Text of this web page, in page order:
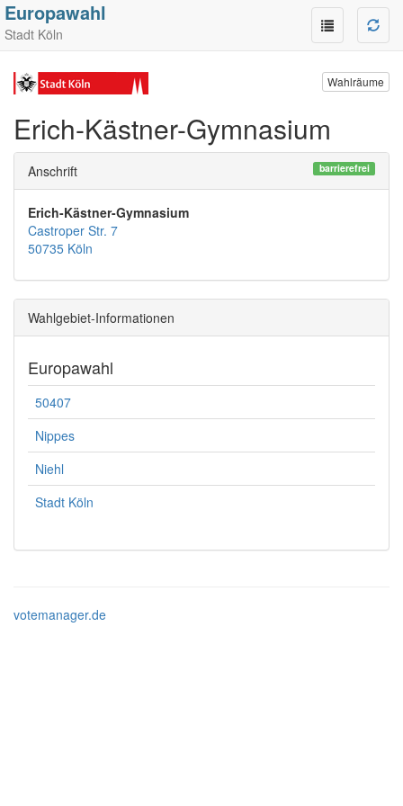
Europawahl
Stadt Köln
Wahlräume
Erich-Kästner-Gymnasium
Anschrift barrierefrei
Erich-Kästner-Gymnasium
Castroper Str. 7
50735 Köln
Wahlgebiet-Informationen
Europawahl
50407
Nippes
Niehl
Stadt Köln
votemanager.de